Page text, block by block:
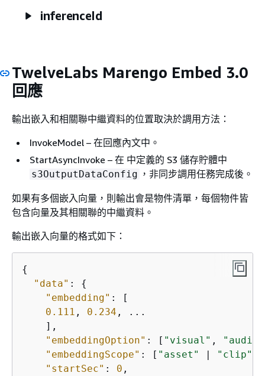
inferenceId
TwelveLabs Marengo Embed 3.0
回應
輸出嵌入和相關聯中繼資料的位置取決於調用方法：
InvokeModel – 在回應內文中。
StartAsyncInvoke – 在 中定義的 S3 儲存貯體中
s3OutputDataConfig ，非同步調用任務完成後。
如果有多個嵌入向量，則輸出會是物件清單，每個物件皆
包含向量及其相關聯的中繼資料。
輸出嵌入向量的格式如下：
{
"data" : {
"embedding" : [
0.111 , 0.234 , ...
    ],
"embeddingOption" : [ "visual" , "audio"
"embeddingScope" : [ "asset" | "clip"
"startSec" : 0 ,